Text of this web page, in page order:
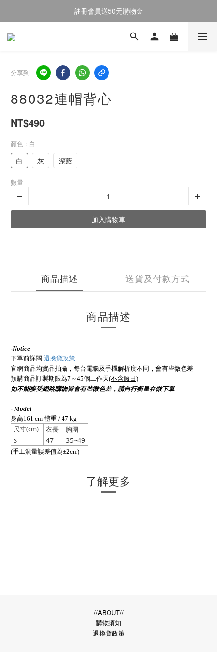
註冊會員送50元購物金
註冊會員送50元購物金
全館消費滿$2000即享免運
分享到
88032連帽背心
NT$490
顏色 : 白
白 灰 深藍
數量
加入購物車
商品描述 送貨及付款方式
商品描述
-Notice
下單前詳閱 退換貨政策
官網商品均實品拍攝，每台電腦及手機解析度不同，會有些微色差
預購商品訂製期限為7～45個工作天(不含假日 )
如不能接受網路購物皆會有些微色差，請自行衡量在做下單
- Model
身高161 cm 體重 / 47 kg
尺寸(cm) 衣長
胸圍
S
47 35~49
(手工測量誤差值為±2cm)
了解更多
//ABOUT//
購物須知
退換貨政策